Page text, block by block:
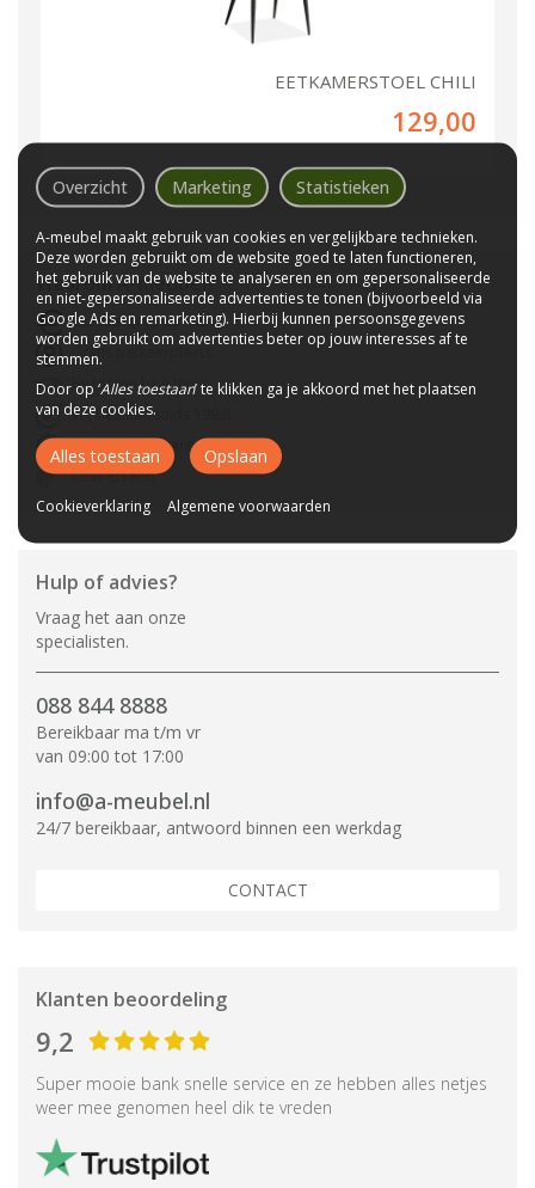
EETKAMERSTOEL CHILI
129,00
WaaromA-meubel?
Laagste prijs van NL
Gratis parkeerplaats
Bezorgen bij u thuis
Wij bestaan sinds 1992!
Tot 10 jaar garantie
CBW-Erkend
Hulp of advies?
Vraag het aan onze
specialisten.
088 844 8888
Bereikbaar ma t/m vr
van 09:00 tot 17:00
info@a-meubel.nl
24/7 bereikbaar, antwoord binnen een werkdag
CONTACT
Klanten beoordeling
9,2
Super mooie bank snelle service en ze hebben alles netjes
weer mee genomen heel dik te vreden
Overzicht Marketing Statistieken
A-meubel maakt gebruik van cookies en vergelijkbare technieken.
Deze worden gebruikt om de website goed te laten functioneren,
het gebruik van de website te analyseren en om gepersonaliseerde
en niet-gepersonaliseerde advertenties te tonen (bijvoorbeeld via
Google Ads en remarketing). Hierbij kunnen persoonsgegevens
worden gebruikt om advertenties beter op jouw interesses af te
stemmen.
Door op ‘Alles toestaan’ te klikken ga je akkoord met het plaatsen
van deze cookies.
Alles toestaan Opslaan
Cookieverklaring Algemene voorwaarden